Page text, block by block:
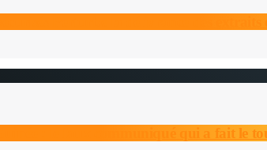
Perturbe la délivrance des
: le faux communiqué qui a fait le